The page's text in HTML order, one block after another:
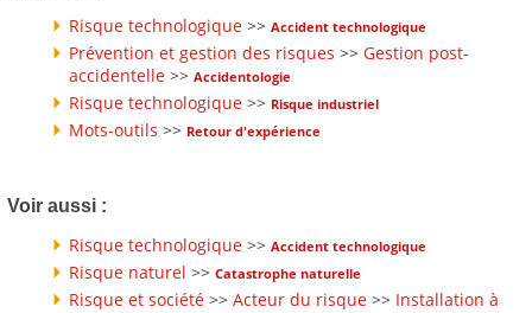
Risque technologique >> Accident technologique
Prévention et gestion des risques >> Gestion post-
accidentelle >> Accidentologie
Risque technologique >> Risque industriel
Mots-outils >> Retour d'expérience
Voir aussi :
Risque technologique >> Accident technologique
Risque naturel >> Catastrophe naturelle
Risque et société >> Acteur du risque >> Installation à